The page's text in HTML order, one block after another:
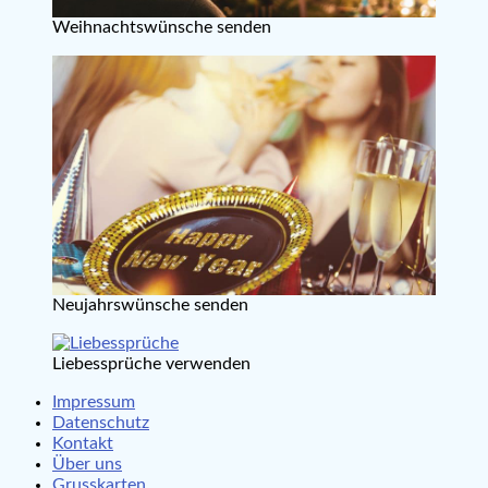
Weihnachtswünsche senden
Neujahrswünsche senden
Liebessprüche verwenden
Impressum
Datenschutz
Kontakt
Über uns